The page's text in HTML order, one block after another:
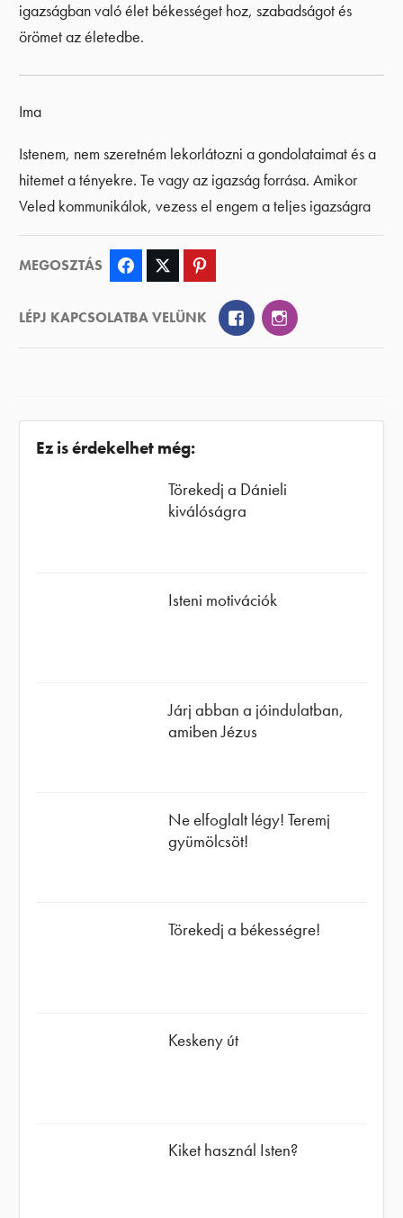
igazságban való élet békességet hoz, szabadságot és
örömet az életedbe.
Ima
Istenem, nem szeretném lekorlátozni a gondolataimat és a
hitemet a tényekre. Te vagy az igazság forrása. Amikor
Veled kommunikálok, vezess el engem a teljes igazságra
MEGOSZTÁS Facebook Twitter
LÉPJ KAPCSOLATBA VELÜNK FacebookInstagram
Ez is érdekelhet még:
Törekedj a Dánieli
kiválóságra
Isteni motivációk
Járj abban a jóindulatban,
amiben Jézus
Ne elfoglalt légy! Teremj
gyümölcsöt!
Törekedj a békességre!
Keskeny út
Kiket használ Isten?